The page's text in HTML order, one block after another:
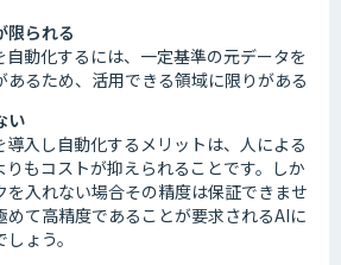
限られる
自動化するには、一定基準の元データを
あるため、活用できる領域に限りがある
い
導入し自動化するメリットは、人による
りもコストが抑えられることです。しか
を入れない場合その精度は保証できませ
めて高精度であることが要求されるAIに
ょう。